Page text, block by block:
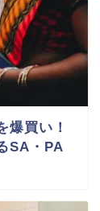
爆買い！
SA・PA